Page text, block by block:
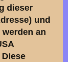
dieser
und
an